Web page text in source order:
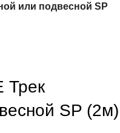
или подвесной SP
Трек
SP (2м)